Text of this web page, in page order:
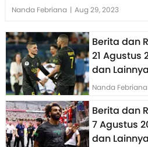
Nanda Febriana | Aug 29, 2023
Berita dan
21 Agustus
dan Lainnya
Nanda Febriana
Berita dan
7 Agustus
dan Lainnya